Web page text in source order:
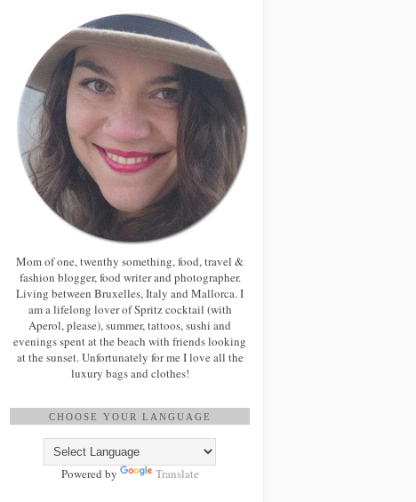
Mom of one, twenthy something, food, travel &
fashion blogger, food writer and photographer.
Living between Bruxelles, Italy and Mallorca. I
am a lifelong lover of Spritz cocktail (with
Aperol, please), summer, tattoos, sushi and
evenings spent at the beach with friends looking
at the sunset. Unfortunately for me I love all the
luxury bags and clothes!
CHOOSE YOUR LANGUAGE
Powered by Translate